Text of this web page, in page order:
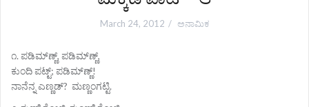
March 24, 2012 ಅನಾಮಿಕ
೧. ಪಡಿಮ್‌ಣ್ಣ್, ಪಡಿಮ್‌ಣ್ಣ್,
ಕುಂದಿ ಪಟ್ಟ್; ಪಡಿಮ್‌ಣ್ಣ್!
ನಾನೆನ್ನ ಎಣ್ಣಡ್? ಮಣ್ಣಂಗಟ್ಟಿ.